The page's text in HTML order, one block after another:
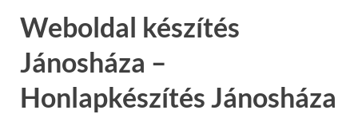
Weboldal készítés
Jánosháza –
Honlapkészítés Jánosháza